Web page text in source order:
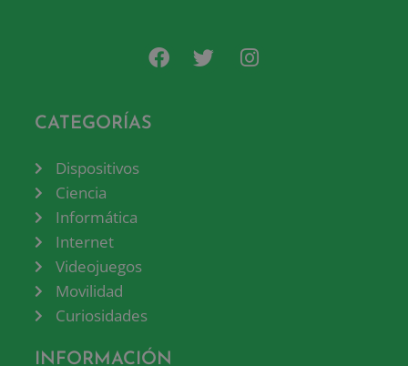
CATEGORÍAS
Dispositivos
Ciencia
Informática
Internet
Videojuegos
Movilidad
Curiosidades
INFORMACIÓN